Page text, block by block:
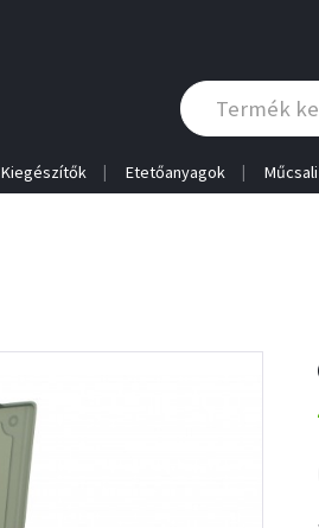
Kiegészítők Etetőanyagok Műcsali